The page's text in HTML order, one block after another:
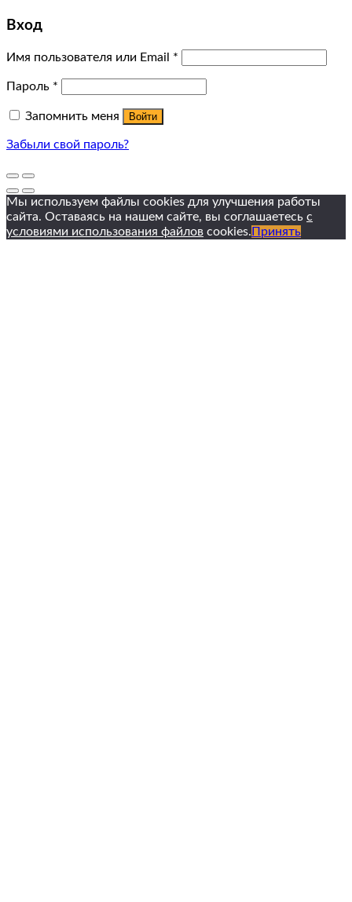
Вход
Имя пользователя или Email *
Пароль *
Запомнить меня Войти
Забыли свой пароль?
Мы используем файлы cookies для улучшения работы
сайта. Оставаясь на нашем сайте, вы соглашаетесь с
условиями использования файлов cookies. Принять